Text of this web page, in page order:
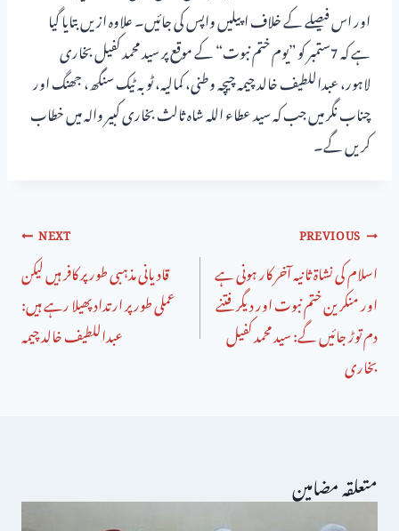
اور اس فیصلے کے خلاف اپیلیں واپس کی جائیں۔ علاوہ ازیں بتایا گیا
ہے کہ 7ستمبر کو ”یوم ختم نبوت“ کے موقع پر سید محمد کفیل بخاری
لاہور، عبداللطیف خالد چیمہ چیچہ وطنی، کمالیہ، ٹوبہ ٹیک سنگھ، جھنگ اور
چناب نگر میں جب کہ سید عطاء اللہ شاہ ثالث بخاری کبیر والہ میں خطاب
کریں گے۔
PREVIOUS
اسلام کی نشاۃ ثانیہ آخر کار ہونی ہے
اور منکرین ختم نبوت اور دیگر فتنے
دم توڑ جائیں گے: سید محمد کفیل
بخاری
NEXT
قادیانی مذہبی طور پر کافر ہیں لیکن
عملی طور پر ارتداد پھیلا رہے ہیں:
عبداللطیف خالد چیمہ
متعلقہ مضامین